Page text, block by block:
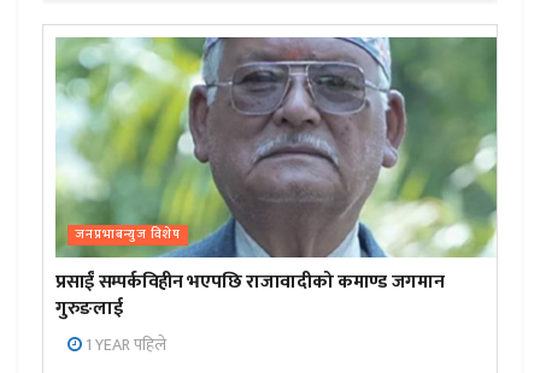
जनप्रभाबन्युज विशेष
प्रसाईं सम्पर्कविहीन भएपछि राजावादीको कमाण्ड जगमान
गुरुङलाई
1 YEAR पहिले